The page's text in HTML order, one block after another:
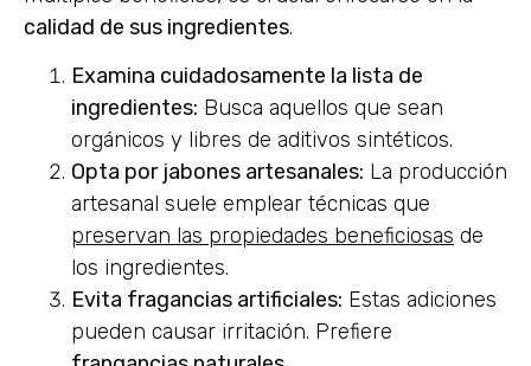
calidad de sus ingredientes.
Examina cuidadosamente la lista de
ingredientes: Busca aquellos que sean
orgánicos y libres de aditivos sintéticos.
Opta por jabones artesanales: La producción
artesanal suele emplear técnicas que
preservan las propiedades beneficiosas de
los ingredientes.
Evita fragancias artificiales: Estas adiciones
pueden causar irritación. Prefiere